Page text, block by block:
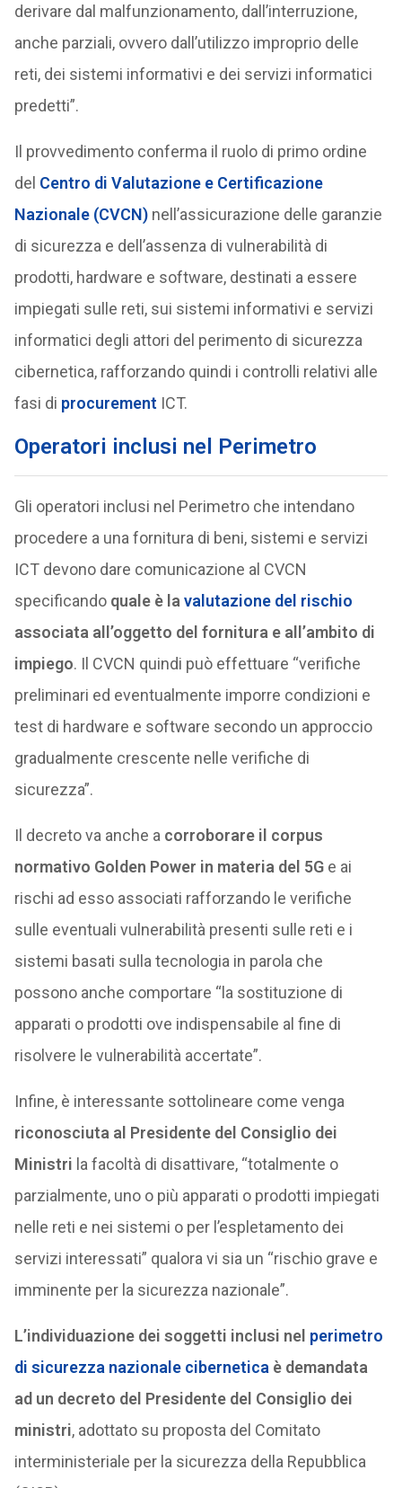
derivare dal malfunzionamento, dall’interruzione,
anche parziali, ovvero dall’utilizzo improprio delle
reti, dei sistemi informativi e dei servizi informatici
predetti”.
Il provvedimento conferma il ruolo di primo ordine
del Centro di Valutazione e Certificazione
Nazionale (CVCN)nell’assicurazione delle garanzie
di sicurezza e dell’assenza di vulnerabilità di
prodotti, hardware e software, destinati a essere
impiegati sulle reti, sui sistemi informativi e servizi
informatici degli attori del perimento di sicurezza
cibernetica, rafforzando quindi i controlli relativi alle
fasi di procurement ICT.
Operatori inclusi nel Perimetro
Gli operatori inclusi nel Perimetro che intendano
procedere a una fornitura di beni, sistemi e servizi
ICT devono dare comunicazione al CVCN
specificando quale è lavalutazione del rischio
associata all’oggetto del fornitura e all’ambito di
impiego. Il CVCN quindi può effettuare “verifiche
preliminari ed eventualmente imporre condizioni e
test di hardware e software secondo un approccio
gradualmente crescente nelle verifiche di
sicurezza”.
Il decreto va anche a corroborare il corpus
normativo Golden Power in materia del 5Ge ai
rischi ad esso associati rafforzando le verifiche
sulle eventuali vulnerabilità presenti sulle reti e i
sistemi basati sulla tecnologia in parola che
possono anche comportare “la sostituzione di
apparati o prodotti ove indispensabile al fine di
risolvere le vulnerabilità accertate”.
Infine, è interessante sottolineare come venga
riconosciuta al Presidente del Consiglio dei
Ministri la facoltà di disattivare, “totalmente o
parzialmente, uno o più apparati o prodotti impiegati
nelle reti e nei sistemi o per l’espletamento dei
servizi interessati” qualora vi sia un “rischio grave e
imminente per la sicurezza nazionale”.
L’individuazione dei soggetti inclusi nel perimetro
di sicurezza nazionale ciberneticaè demandata
ad un decreto del Presidente del Consiglio dei
ministri, adottato su proposta del Comitato
interministeriale per la sicurezza della Repubblica